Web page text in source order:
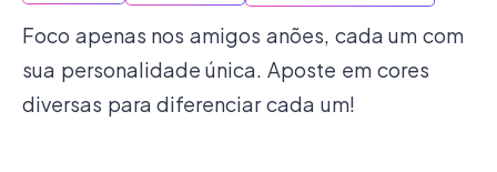
Foco apenas nos amigos anões, cada um com
sua personalidade única. Aposte em cores
diversas para diferenciar cada um!